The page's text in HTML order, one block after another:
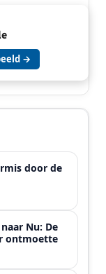
→
door de
Nu: De
ontmoette